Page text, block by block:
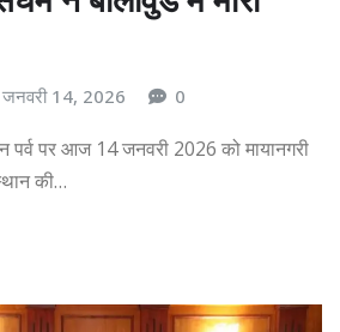
जनवरी 14, 2026 0
पर्व पर आज 14 जनवरी 2026 को मायानगरी
की…